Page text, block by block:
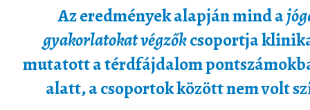
Az eredmények alapján mind a
gyakorlatokat végzőkcsoportja
mutatott a térdfájdalom
alatt, a csoportok között nem volt